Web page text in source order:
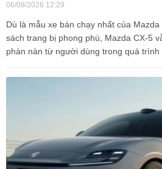
06/08/2026 12:29
Dù là mẫu xe bán chạy nhất của
sách trang bị phong phú, Mazda CX-5
phàn nàn từ người dùng trong quá trình